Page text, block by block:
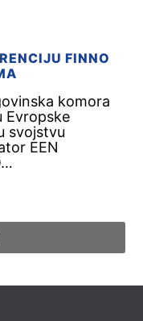
FINNO
komora
Evropske
svojstvu
EEN